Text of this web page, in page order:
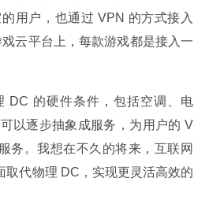
用户，也通过 VPN 的方式接入
云平台上，每款游戏都是接入一
DC 的硬件条件，包括空调、电
以逐步抽象成服务，为用户的 V
务。我想在不久的将来，互联网
取代物理 DC，实现更灵活高效的